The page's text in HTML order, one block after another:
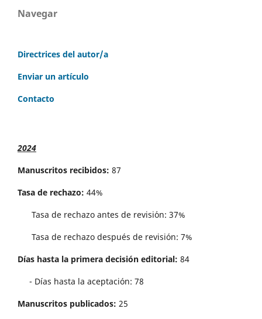
Navegar
Directrices del autor/a
Enviar un artículo
Contacto
2024
Manuscritos recibidos: 87
Tasa de rechazo: 44%
Tasa de rechazo antes de revisi´on: 37%
Tasa de rechazo después de revisión: 7%
Días hasta la primera decisión editorial: 84
- Días hasta la aceptación: 78
Manuscritos publicados: 25